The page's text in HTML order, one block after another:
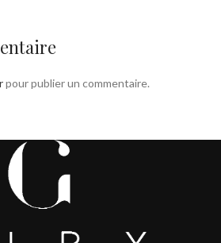
pour publier un commentaire.